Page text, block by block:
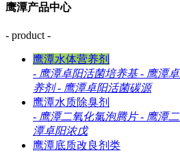
鹰潭产品中心
- product -
鹰潭水体营养剂
- 鹰潭卓阳活菌培养基 - 鹰潭
养剂 - 鹰潭卓阳活菌碳源
鹰潭水质除臭剂
- 鹰潭二氧化氯泡腾片 - 鹰潭
潭卓阳浓戊
鹰潭底质改良剂类